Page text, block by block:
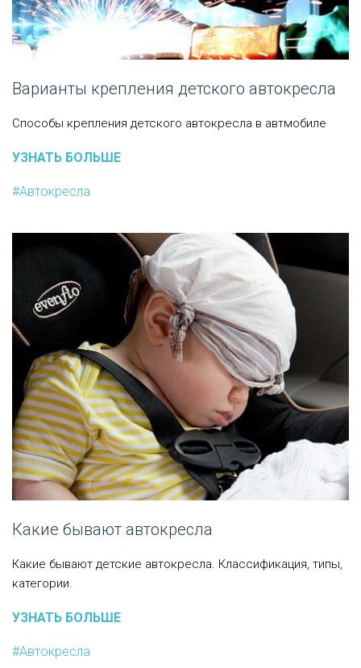
Варианты крепления детского автокресла
Способы крепления детского автокресла в автмобиле
УЗНАТЬ БОЛЬШЕ
#Автокресла
Какие бывают автокресла
Какие бывают детские автокресла. Классификация, типы,
категории.
УЗНАТЬ БОЛЬШЕ
#Автокресла